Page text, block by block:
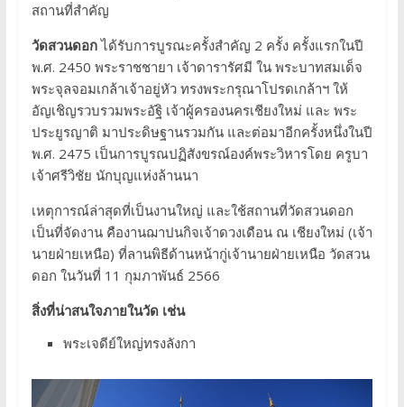
สถานที่สำคัญ
วัดสวนดอกได้รับการบูรณะครั้งสำคัญ 2 ครั้ง ครั้งแรกในปี
พ.ศ. 2450 พระราชชายา เจ้าดารารัศมี ใน พระบาทสมเด็จ
พระจุลจอมเกล้าเจ้าอยู่หัว ทรงพระกรุณาโปรดเกล้าฯ ให้
อัญเชิญรวบรวมพระอัฐิ เจ้าผู้ครองนครเชียงใหม่ และ พระ
ประยูรญาติ มาประดิษฐานรวมกัน และต่อมาอีกครั้งหนึ่งในปี
พ.ศ. 2475 เป็นการบูรณปฏิสังขรณ์องค์พระวิหารโดย ครูบา
เจ้าศรีวิชัย นักบุญแห่งล้านนา
เหตุการณ์ล่าสุดที่เป็นงานใหญ่ และใช้สถานที่วัดสวนดอก
เป็นที่จัดงาน คืองานฌาปนกิจเจ้าดวงเดือน ณ เชียงใหม่ (เจ้า
นายฝ่ายเหนือ) ที่ลานพิธีด้านหน้ากู่เจ้านายฝ่ายเหนือ วัดสวน
ดอก ในวันที่ 11 กุมภาพันธ์ 2566
สิ่งที่น่าสนใจภายในวัด เช่น
พระเจดีย์ใหญ่ทรงลังกา